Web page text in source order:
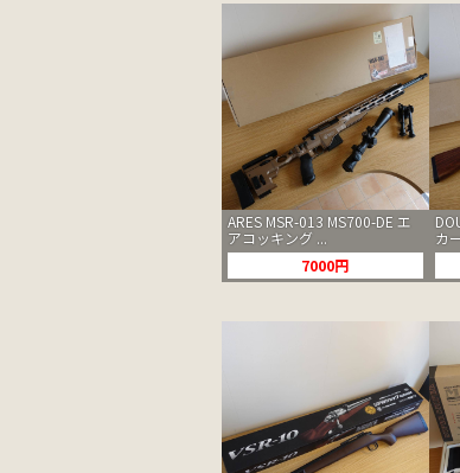
ARES MSR-013 MS700-DE エ
アコッキング ...
7000円
カ